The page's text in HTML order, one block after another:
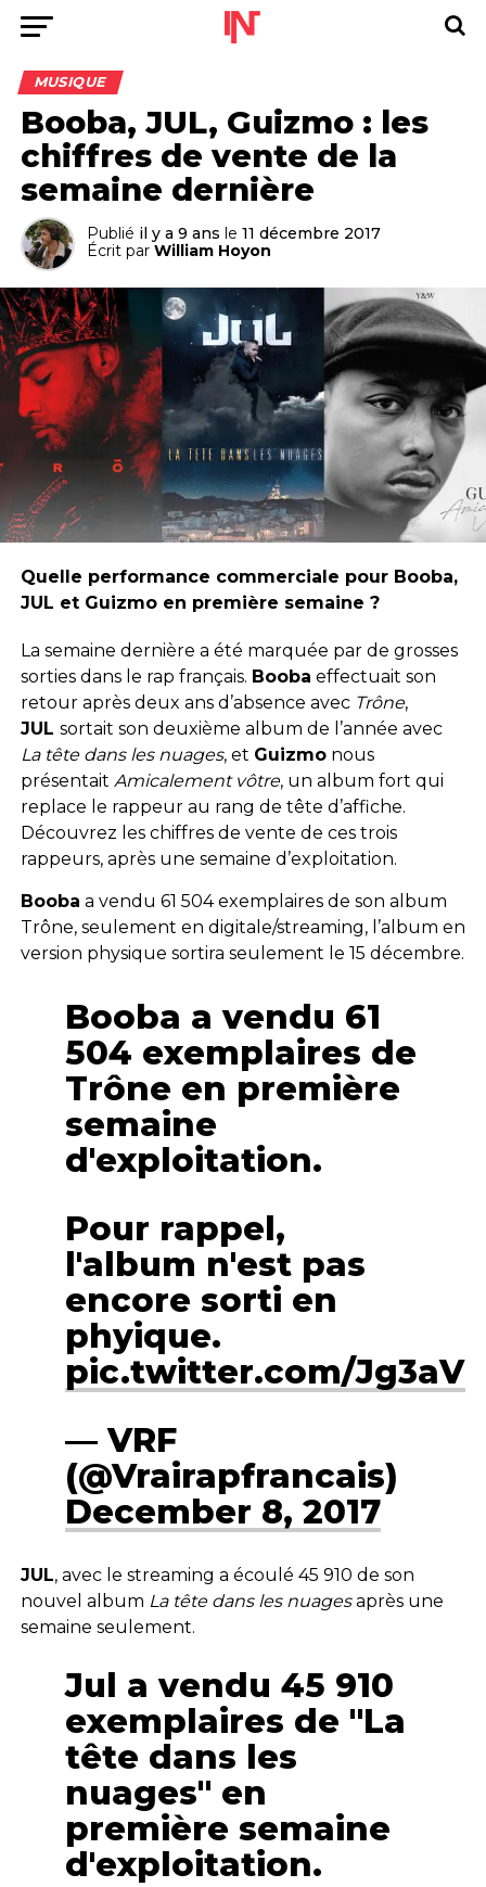
MUSIQUE
Booba, JUL, Guizmo : les
chiffres de vente de la
semaine dernière
Publié il y a 9 ans le 11 décembre 2017
Écrit par William Hoyon
Quelle performance commerciale pour Booba,
JUL et Guizmo en première semaine ?
La semaine dernière a été marquée par de grosses
sorties dans le rap français. Booba effectuait son
retour après deux ans d’absence avec Trône,
JUL sortait son deuxième album de l’année avec
La tête dans les nuages, et Guizmonous
présentait Amicalement vôtre, un album fort qui
replace le rappeur au rang de tête d’affiche.
Découvrez les chiffres de vente de ces trois
rappeurs, après une semaine d’exploitation.
Booba a vendu 61 504 exemplaires de son album
Trône, seulement en digitale/streaming, l’album en
version physique sortira seulement le 15 décembre.
Booba a vendu 61
504 exemplaires de
Trône en première
semaine
d'exploitation.
Pour rappel,
l'album n'est pas
encore sorti en
phyique.
pic.twitter.com/
— VRF
(@Vrairapfrancais)
December 8, 2017
JUL, avec le streaming a écoulé 45 910 de son
nouvel album La tête dans les nuagesaprès une
semaine seulement.
Jul a vendu 45 910
exemplaires de "La
tête dans les
nuages" en
première semaine
d'exploitation.